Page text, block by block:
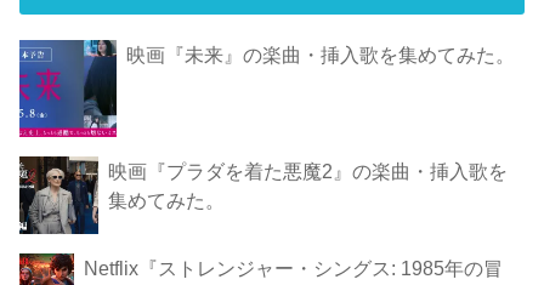
映画『未来』の楽曲・挿入歌を集めてみた。
映画『プラダを着た悪魔2』の楽曲・挿入歌を
集めてみた。
Netflix『ストレンジャー・シングス: 1985年の冒